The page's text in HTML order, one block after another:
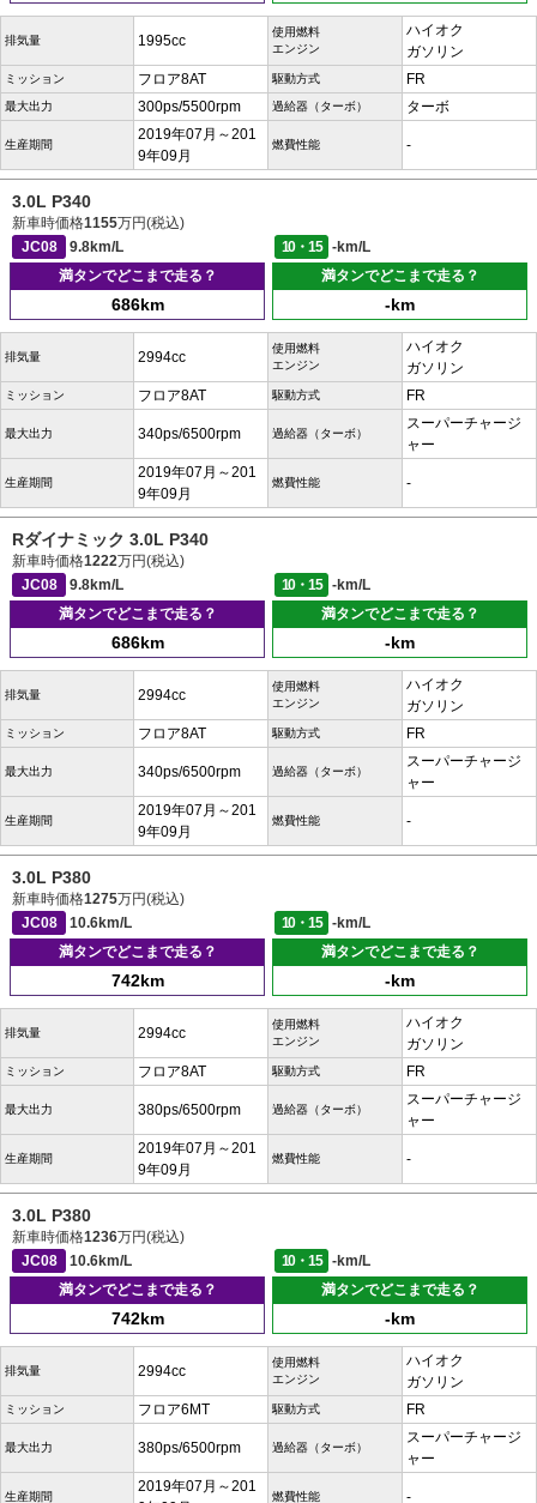
排気量 1995cc
使用燃料
エンジン
ハイオク
ガソリン
ミッション フロア8AT 駆動方式 FR
最大出力 300ps/5500rpm 過給器（ターボ） ターボ
生産期間
2019年07月～201
9年09月
燃費性能 -
3.0L P340
新車時価格1155万円(税込)
JC08
9.8km/L 10・15
-km/L
満タンでどこまで走る？
686km
満タンでどこまで走る？
-km
排気量 2994cc
使用燃料
エンジン
ハイオク
ガソリン
ミッション フロア8AT 駆動方式 FR
最大出力 340ps/6500rpm 過給器（ターボ）
スーパーチャージ
ャー
生産期間
2019年07月～201
9年09月
燃費性能 -
Rダイナミック 3.0L P340
新車時価格1222万円(税込)
JC08
9.8km/L 10・15
-km/L
満タンでどこまで走る？
686km
満タンでどこまで走る？
-km
排気量 2994cc
使用燃料
エンジン
ハイオク
ガソリン
ミッション フロア8AT 駆動方式 FR
最大出力 340ps/6500rpm 過給器（ターボ）
スーパーチャージ
ャー
生産期間
2019年07月～201
9年09月
燃費性能 -
3.0L P380
新車時価格1275万円(税込)
JC08
10.6km/L 10・15
-km/L
満タンでどこまで走る？
742km
満タンでどこまで走る？
-km
排気量 2994cc
使用燃料
エンジン
ハイオク
ガソリン
ミッション フロア8AT 駆動方式 FR
最大出力 380ps/6500rpm 過給器（ターボ）
スーパーチャージ
ャー
生産期間
2019年07月～201
9年09月
燃費性能 -
3.0L P380
新車時価格1236万円(税込)
JC08
10.6km/L 10・15
-km/L
満タンでどこまで走る？
742km
満タンでどこまで走る？
-km
排気量 2994cc
使用燃料
エンジン
ハイオク
ガソリン
ミッション フロア6MT 駆動方式 FR
最大出力 380ps/6500rpm 過給器（ターボ）
スーパーチャージ
ャー
生産期間
2019年07月～201
燃費性能 -